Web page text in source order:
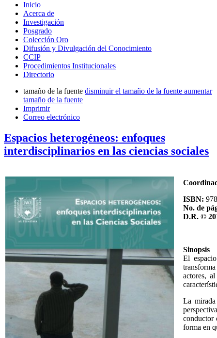
Inicio
Acerca de
Investigación
Posgrado
Colección Oro
Difusión y Divulgación del Conocimiento
CCIP
Procedimientos Institucionales
Directorio
tamaño de la fuente disminuir el tamaño de la fuente aumentar
tamaño de la fuente
Imprimir
Correo electrónico
Espacios heterogéneos: enfoques
interdisciplinarios en las ciencias sociales
ISBN: 978
No. de
D.R. ©
Sinopsis
El
actores,
La mirada
conductor
forma en